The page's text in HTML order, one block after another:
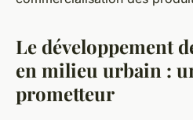
Le développement
en milieu urbain :
prometteur